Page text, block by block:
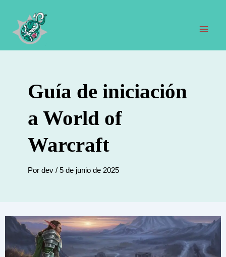
contenido
Guía de iniciación
a World of
Warcraft
Por dev / 5 de junio de 2025